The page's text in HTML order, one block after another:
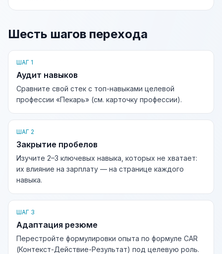
Шесть шагов перехода
ШАГ 1
Аудит навыков
Сравните свой стек с топ-навыками целевой
профессии «Пекарь» (см. карточку профессии).
ШАГ 2
Закрытие пробелов
Изучите 2–3 ключевых навыка, которых не хватает:
их влияние на зарплату — на странице каждого
навыка.
ШАГ 3
Адаптация резюме
Перестройте формулировки опыта по формуле CAR
(Контекст-Действие-Результат) под целевую роль.